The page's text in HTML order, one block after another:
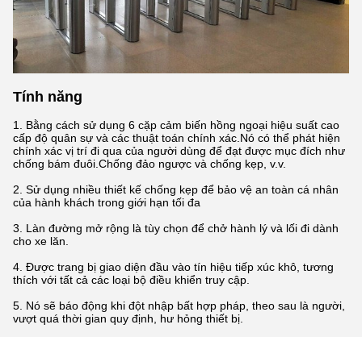
Tính năng
1. Bằng cách sử dụng 6 cặp cảm biến hồng ngoại hiệu suất cao
cấp độ quân sự và các thuật toán chính xác.Nó có thể phát hiện
chính xác vị trí đi qua của người dùng để đạt được mục đích như
chống bám đuôi.Chống đảo ngược và chống kẹp, v.v.
2. Sử dụng nhiều thiết kế chống kẹp để bảo vệ an toàn cá nhân
của hành khách trong giới hạn tối đa
3. Làn đường mở rộng là tùy chọn để chở hành lý và lối đi dành
cho xe lăn.
4. Được trang bị giao diện đầu vào tín hiệu tiếp xúc khô, tương
thích với tất cả các loại bộ điều khiển truy cập.
5. Nó sẽ báo động khi đột nhập bất hợp pháp, theo sau là người,
vượt quá thời gian quy định, hư hỏng thiết bị.